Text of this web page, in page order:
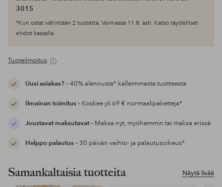
3015
*Kun ostat vähintään 2 tuotetta. Voimassa 11.8. asti. Katso täydelliset
ehdot kassalla.
Tuoteilmoitus
Uusi asiakas?– 40% alennusta* kalleimmasta tuotteesta
Ilmainen toimitus– Koskee yli 69 € normaalipaketteja*
Joustavat maksutavat– Maksa nyt, myöhemmin tai maksa erissä
Helppo palautus– 30 päivän vaihto- ja palautusoikeus*
Näytä lisää
Samankaltaisia tuotteita